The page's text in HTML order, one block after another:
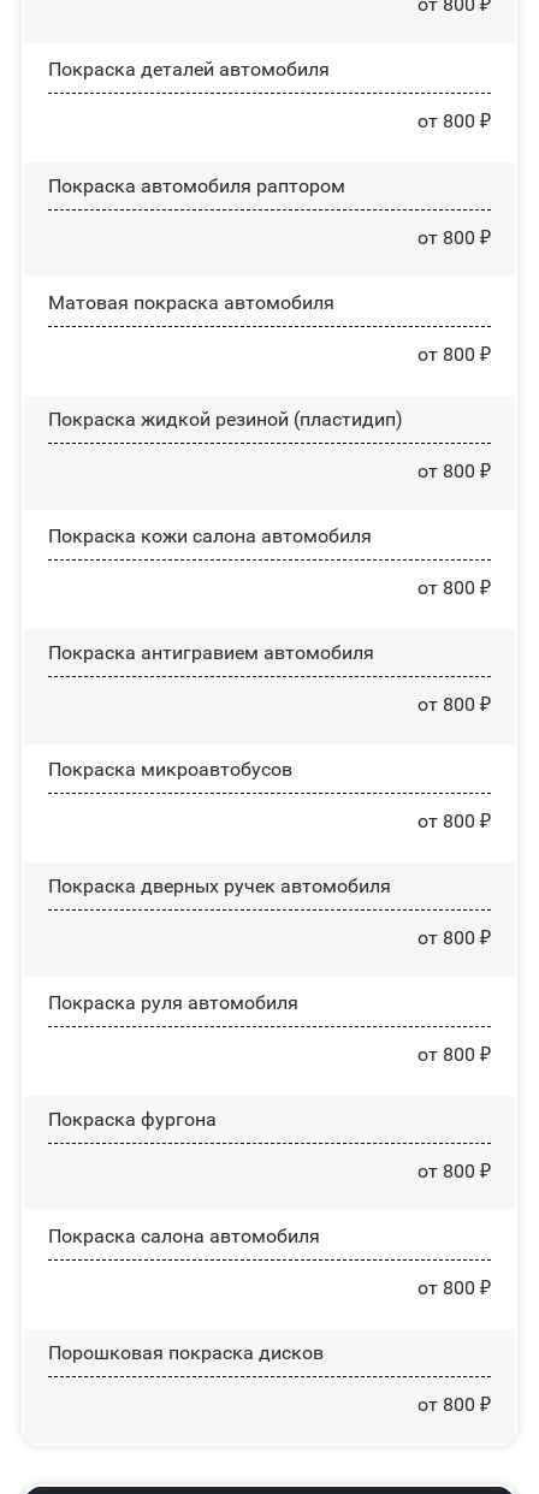
Покраска деталей автомобиля
от 800 ₽
Покраска автомобиля раптором
от 800 ₽
Матовая покраска автомобиля
от 800 ₽
Покраска жидкой резиной (пластидип)
от 800 ₽
Покраска кожи салона автомобиля
от 800 ₽
Покраска антигравием автомобиля
от 800 ₽
Покраска микроавтобусов
от 800 ₽
Покраска дверных ручек автомобиля
от 800 ₽
Покраска руля автомобиля
от 800 ₽
Покраска фургона
от 800 ₽
Покраска салона автомобиля
от 800 ₽
Порошковая покраска дисков
от 800 ₽